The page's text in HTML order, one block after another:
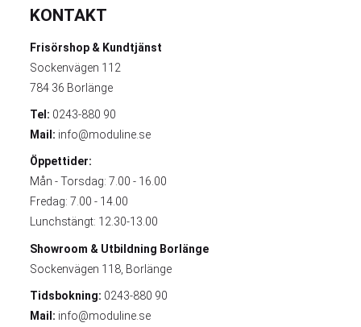
KONTAKT
Frisörshop & Kundtjänst
Sockenvägen 112
784 36 Borlänge
Tel: 0243-880 90
Mail: info@moduline.se
Öppettider:
Mån - Torsdag: 7.00 - 16.00
Fredag: 7.00 - 14.00
Lunchstängt: 12.30-13.00
Showroom & Utbildning Borlänge
Sockenvägen 118, Borlänge
Tidsbokning: 0243-880 90
Mail: info@moduline.se